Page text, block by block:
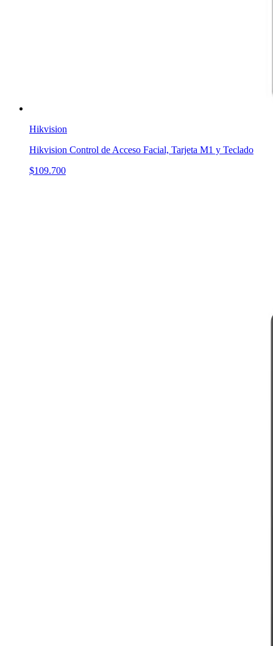
Hikvision
Hikvision Control de Acceso Facial, Tarjeta M1 y Teclado
$109.700